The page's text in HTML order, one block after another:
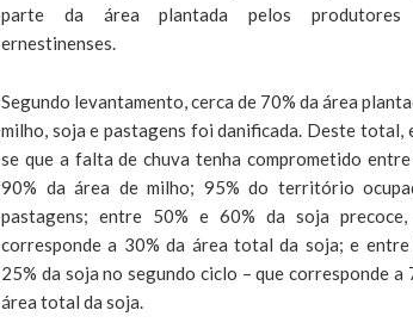
parte da área plantada pelos produtores
ernestinenses.
Segundo levantamento, cerca de 70% da área
milho, soja e pastagens foi danificada. Deste total,
se que a falta de chuva tenha comprometido
90% da área de milho; 95% do território
pastagens; entre 50% e 60% da soja
corresponde a 30% da área total da soja; e entre
25% da soja no segundo ciclo – que corresponde a
área total da soja.